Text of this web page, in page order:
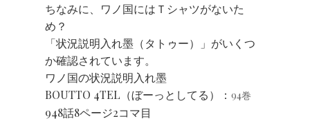
ちなみに、ワノ国にはＴシャツがないた
め？
「状況説明入れ墨（タトゥー）」がいくつ
か確認されています。
ワノ国の状況説明入れ墨
BOUTTO 4TEL（ぼーっとしてる）： 94巻
948話8ページ2コマ目